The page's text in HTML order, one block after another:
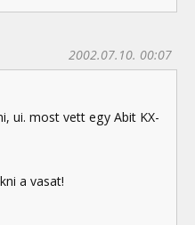
2002.07.10. 00:07
ui. most vett egy Abit KX-
a vasat!